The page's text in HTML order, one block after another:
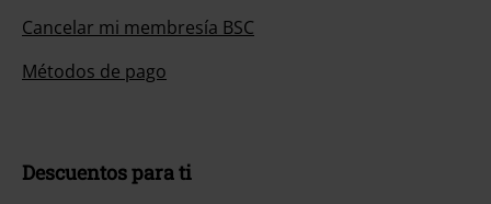
Cancelar mi membresía BSC
Métodos de pago
Descuentos para ti